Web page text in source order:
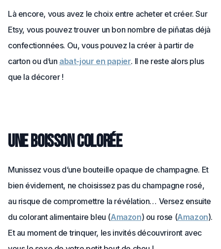
Là encore, vous avez le choix entre acheter et créer. Sur
Etsy, vous pouvez trouver un bon nombre de piñatas déjà
confectionnées. Ou, vous pouvez la créer à partir de
carton ou d’un abat-jour en papier. Il ne reste alors plus
que la décorer !
Une boisson colorée
Munissez vous d’une bouteille opaque de champagne. Et
bien évidement, ne choisissez pas du champagne rosé,
au risque de compromettre la révélation… Versez ensuite
du colorant alimentaire bleu (Amazon) ou rose (Amazon).
Et au moment de trinquer, les invités découvriront avec